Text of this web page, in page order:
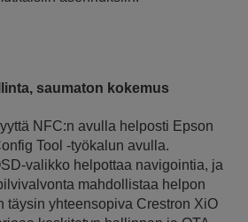
saumaton kokemus
NFC:n avulla helposti Epson
Tool -työkalun avulla.
valikko helpottaa navigointia, ja
mahdollistaa helpon
täysin yhteensopiva Crestron XiO